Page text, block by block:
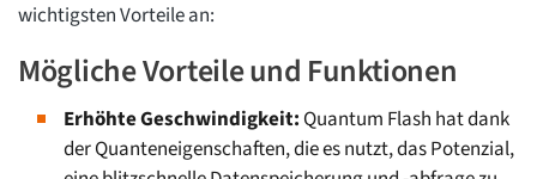
wichtigsten Vorteile an:
Mögliche Vorteile und Funktionen
Erhöhte Geschwindigkeit:Quantum Flash hat dank
der Quanteneigenschaften, die es nutzt, das Potenzial,